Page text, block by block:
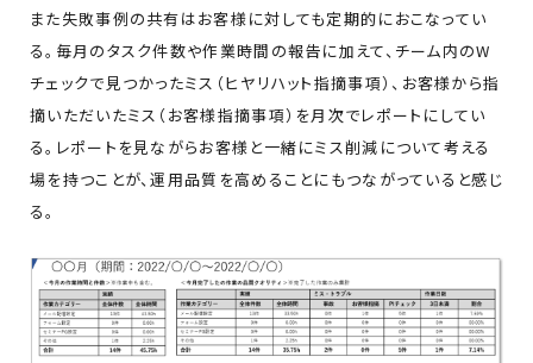
また失敗事例の共有はお客様に対しても定期的におこなってい
る。毎月のタスク件数や作業時間の報告に加えて、チーム内のW
チェックで見つかったミス（ヒヤリハット指摘事項）、お客様から指
摘いただいたミス（お客様指摘事項）を月次でレポートにしてい
る。レポートを見ながらお客様と一緒にミス削減について考える
場を持つことが、運用品質を高めることにもつながっていると感じ
る。